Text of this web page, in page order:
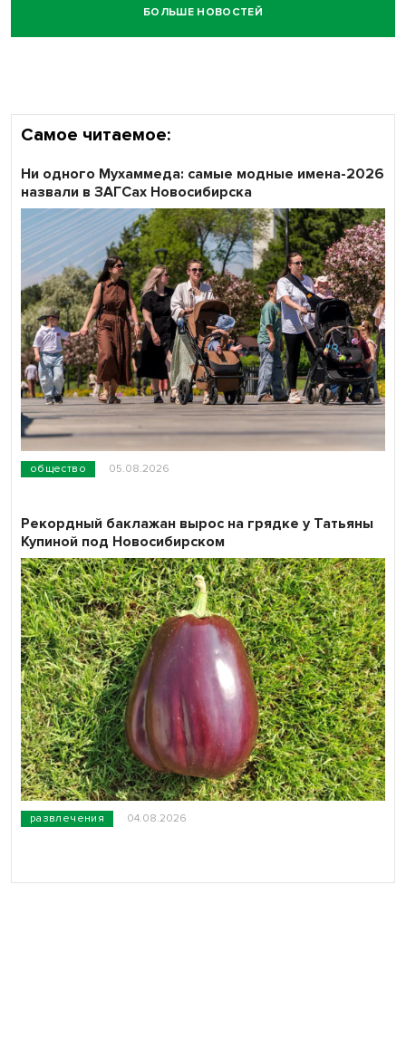
БОЛЬШЕ НОВОСТЕЙ
Самое читаемое:
общество 05.08.2026
Ни одного Мухаммеда: самые модные имена-2026
назвали в ЗАГСах Новосибирска
развлечения 04.08.2026
Рекордный баклажан вырос на грядке у Татьяны
Купиной под Новосибирском